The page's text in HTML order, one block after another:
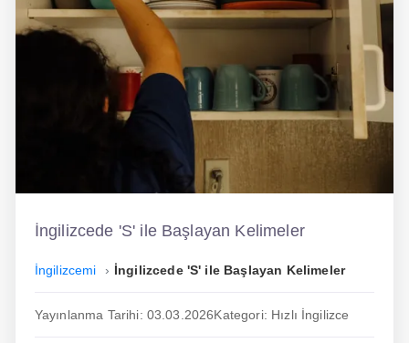
İngilizce Şarkı Sözleri
5 Günde İngilizce
Bilinçaltı İngilizce
Dil Eğitimi
Dil Kursu
İngilizcede 'S' ile Başlayan Kelimeler
İngilizcemi İngilizcede 'S' ile Başlayan Kelimeler
Yayınlanma Tarihi: 03.03.2026Kategori: Hızlı İngilizce